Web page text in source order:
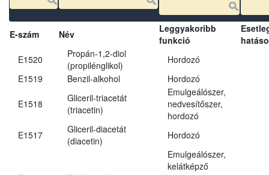
E-szám Név
Leggyakoribb
funkció
E1520
Propán-1,2-diol
(propilénglikol)
Hordozó
E1519
Benzil-alkohol Hordozó
E1518
Gliceril-triacetát
(triacetin)
Emulgeálószer,
nedvesítőszer,
hordozó
E1517
Gliceril-diacetát
(diacetin)
Hordozó
Emulgeálószer,
kelátképző